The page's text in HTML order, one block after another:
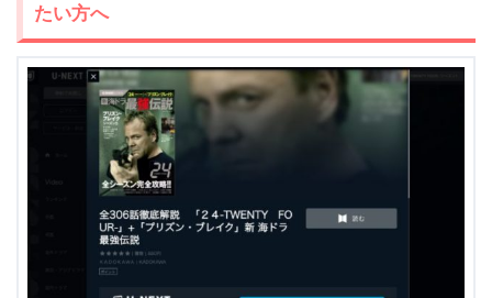
たい方へ